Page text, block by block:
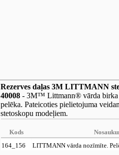
Rezerves daļas 3M LITTMANN
40008 - 3M™ Littmann® vārda birka
pelēka. Pateicoties pielietojuma
stetoskopu modeļiem.
Kods
164_156
LITTMANN vārda nozīmīte.